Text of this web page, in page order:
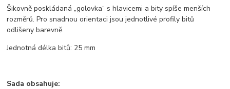
Šikovně poskládaná „golovka“ s hlavicemi a bity spíše menších
rozměrů. Pro snadnou orientaci jsou jednotlivé profily bitů
odlišeny barevně.
Jednotná délka bitů: 25 mm
Sada obsahuje: